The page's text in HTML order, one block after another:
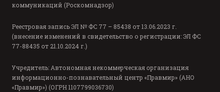
коммуникаций (Роскомнадзор)
Реестровая запись ЭЛ № ФС 77 – 85438 от 13.06.2023 г.
(внесение изменений в свидетельство о регистрации: ЭЛ ФС
77-88435 от 21.10.2024 г.)
Учредитель: Автономная некоммерческая организация
информационно-познавательный центр «Правмир» (АНО
«Правмир») (ОГРН 1107799036730)